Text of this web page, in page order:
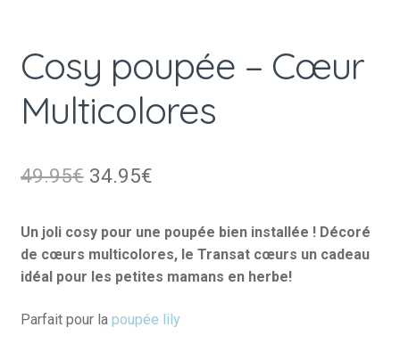
Cosy poupée – Cœur
Multicolores
49.95€ Le
initial
était :
34.95€Le
actuel
est :
Un joli cosy pour une poupée bien installée ! Décoré
de cœurs multicolores, le Transat cœurs un cadeau
idéal pour les petites mamans en herbe!
Parfait pour la poupée lily